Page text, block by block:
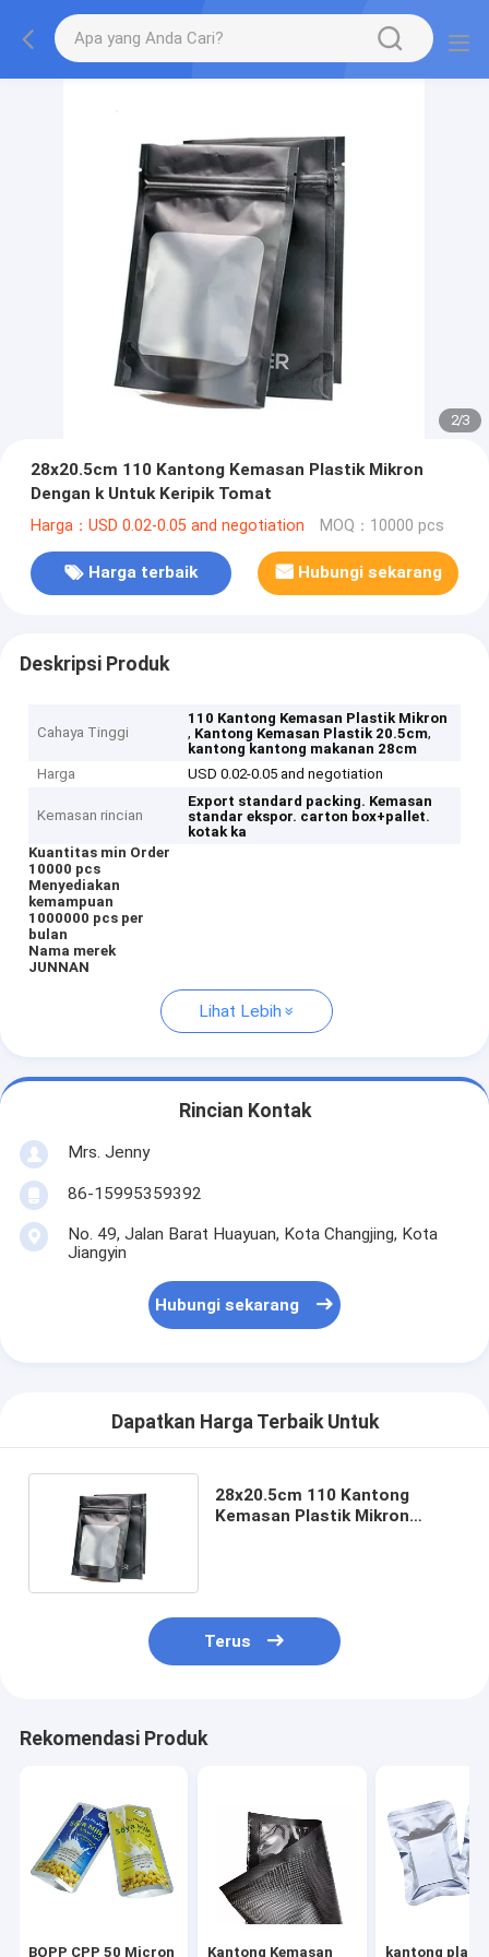
2/3
28x20.5cm 110 Kantong Kemasan Plastik Mikron
Dengan k Untuk Keripik Tomat
Harga：USD 0.02-0.05 and negotiation MOQ：10000 pcs
Harga terbaik Hubungi sekarang
Deskripsi Produk
Cahaya Tinggi
110 Kantong Kemasan Plastik Mikron
, Kantong Kemasan Plastik 20.5cm,
kantong kantong makanan 28cm
Harga
USD 0.02-0.05 and negotiation
Kemasan rincian
Export standard packing. Kemasan
standar ekspor. carton box+pallet.
kotak ka
Kuantitas min Order
10000 pcs
Menyediakan
kemampuan
1000000 pcs per
bulan
Nama merek
JUNNAN
Lihat Lebih
Rincian Kontak
Mrs. Jenny
86-15995359392
No. 49, Jalan Barat Huayuan, Kota Changjing, Kota
Jiangyin
Hubungi sekarang
Dapatkan Harga Terbaik Untuk
28x20.5cm 110 Kantong
Kemasan Plastik Mikron
Terus
Rekomendasi Produk
BOPP CPP 50 Micron Kantong Kemasan kantong